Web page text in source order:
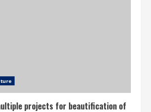
projects for beautification of